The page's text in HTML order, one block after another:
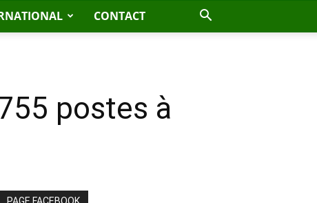
CONTACT
postes à